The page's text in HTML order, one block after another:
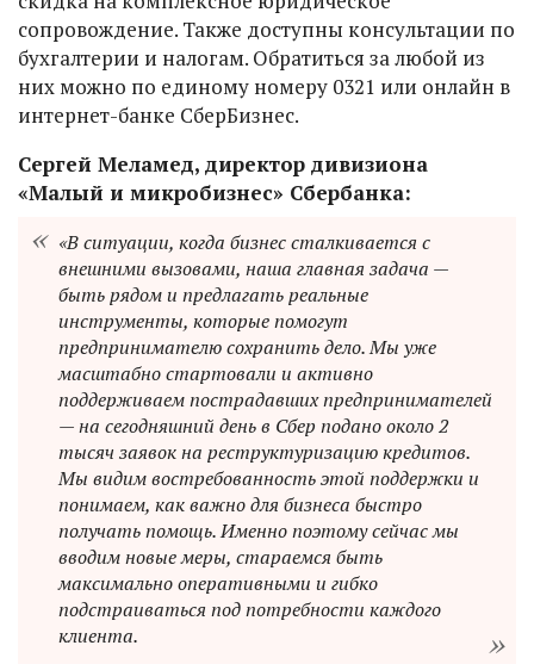
сопровождение. Также доступны консультации по
бухгалтерии и налогам. Обратиться за любой из
них можно по единому номеру 0321 или онлайн в
интернет-банке СберБизнес.
Сергей Меламед, директор дивизиона
«Малый и микробизнес» Сбербанка:
«В ситуации, когда бизнес сталкивается с
внешними вызовами, наша главная задача —
быть рядом и предлагать реальные
инструменты, которые помогут
предпринимателю сохранить дело. Мы уже
масштабно стартовали и активно
поддерживаем пострадавших предпринимателей
— на сегодняшний день в Сбер подано около 2
тысяч заявок на реструктуризацию кредитов.
Мы видим востребованность этой поддержки и
понимаем, как важно для бизнеса быстро
получать помощь. Именно поэтому сейчас мы
вводим новые меры, стараемся быть
максимально оперативными и гибко
подстраиваться под потребности каждого
клиента.